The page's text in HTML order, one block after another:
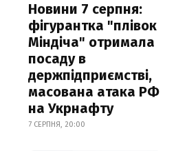
Новини 7 серпня:
фігурантка "плівок
Міндіча" отримала
посаду в
держпідприємстві,
масована атака РФ
на Укрнафту
7 СЕРПНЯ, 20:00